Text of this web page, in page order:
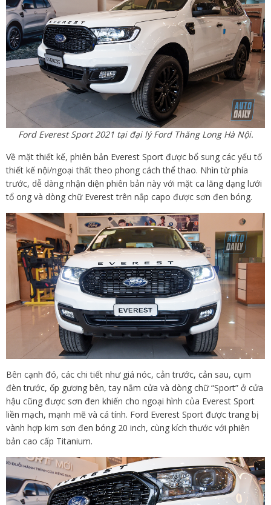
Ford Everest Sport 2021 tại đại lý Ford Thăng Long Hà Nội.
Về mặt thiết kế, phiên bản Everest Sport được bổ sung các yếu tố
thiết kế nội/ngoại thất theo phong cách thể thao. Nhìn từ phía
trước, dễ dàng nhận diện phiên bản này với mặt ca lăng dạng lưới
tổ ong và dòng chữ Everest trên nắp capo được sơn đen bóng.
Bên cạnh đó, các chi tiết như giá nóc, cản trước, cản sau, cụm
đèn trước, ốp gương bên, tay nắm cửa và dòng chữ “Sport” ở cửa
hậu cũng được sơn đen khiến cho ngoại hình của Everest Sport
liền mạch, mạnh mẽ và cá tính. Ford Everest Sport được trang bị
vành hợp kim sơn đen bóng 20 inch, cùng kích thước với phiên
bản cao cấp Titanium.